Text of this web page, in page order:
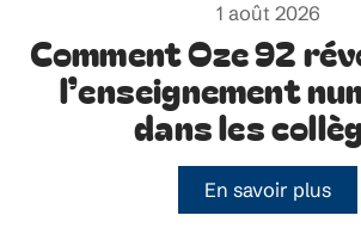
1 août 2026
Comment Oze 92
l’enseignement
dans les
En savoir plus